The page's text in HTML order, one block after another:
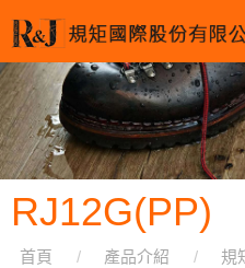
RJ12G(PP)
首頁 產品介紹
規